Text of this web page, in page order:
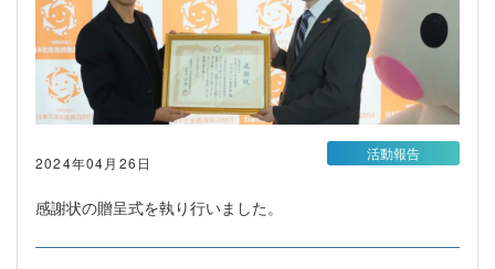
2024年04月26日
感謝状の贈呈式を執り行いました。
活動報告